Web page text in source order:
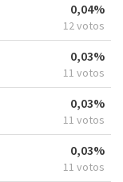
0,04%
12 votos
0,03%
11 votos
0,03%
11 votos
0,03%
11 votos